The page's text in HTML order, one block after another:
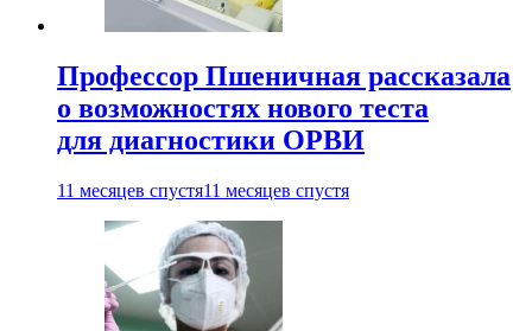
Профессор Пшеничная рассказала
о возможностях нового теста
для диагностики ОРВИ
11 месяцев спустя11 месяцев спустя